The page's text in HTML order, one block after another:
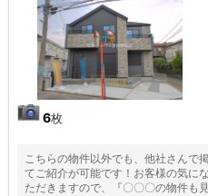
6枚
こちらの物件以外でも、他社さんで
てご紹介が可能です！お客様の気に
ただきますので、『〇〇〇の物件も